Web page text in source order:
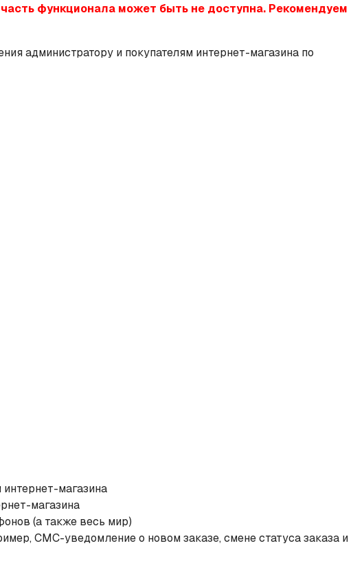
функционала может быть не доступна. Рекомендуем
администратору и покупателям интернет-магазина по
магазина
магазина
(а также весь мир)​
СМС-уведомление о новом заказе, смене статуса заказа и